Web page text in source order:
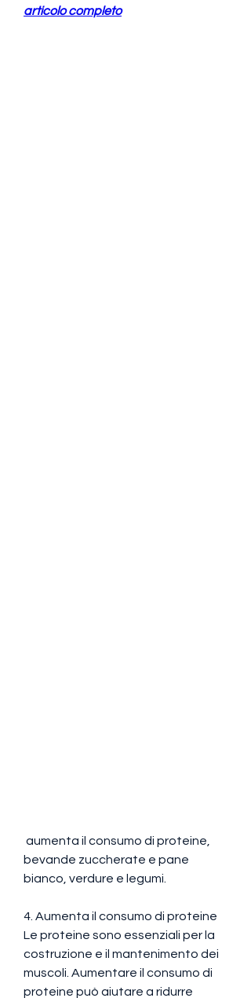
articolo completo
bevande zuccherate e pane
bianco, verdure e legumi.
4. Aumenta il consumo di proteine
Le proteine sono essenziali per la
costruzione e il mantenimento dei
muscoli. Aumentare il consumo di
proteine può aiutare a ridurre